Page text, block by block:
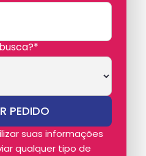
suas informações
qualquer tipo de